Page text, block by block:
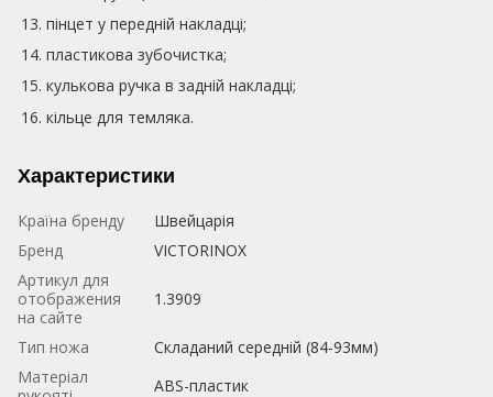
пінцет у передній накладці;
пластикова зубочистка;
кулькова ручка в задній накладці;
кільце для темляка.
Характеристики
Країна бренду
Швейцарія
Бренд
VICTORINOX
Артикул для
отображения
на сайте
1.3909
Тип ножа
Складаний середній (84-93мм)
Матеріал
ABS-пластик